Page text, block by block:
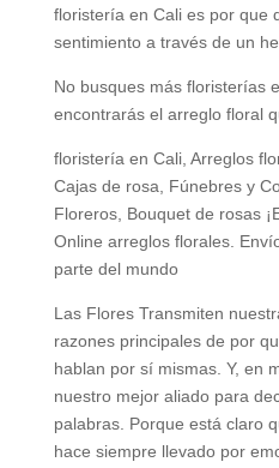
floristería en Cali es por que
sentimiento a través de un
No busques más floristerías
encontrarás el arreglo floral
floristería en Cali, Arreglos
Cajas de rosa, Fúnebres y
Floreros, Bouquet de rosas
Online arreglos florales.
parte del mundo
Las Flores Transmiten
razones principales de por
hablan por sí mismas. Y, en
nuestro mejor aliado para
palabras. Porque está claro
hace siempre llevado por